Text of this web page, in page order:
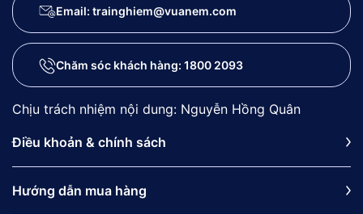
Email: trainghiem@vuanem.com
Chăm sóc khách hàng: 1800 2093
Chịu trách nhiệm nội dung: Nguyễn Hồng Quân
Điều khoản & chính sách
Hướng dẫn mua hàng